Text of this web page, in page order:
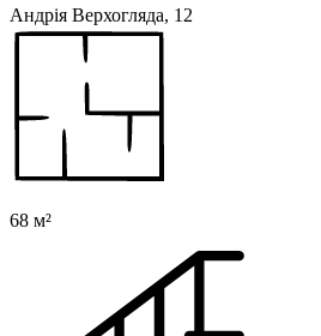
Андрія Верхогляда, 12
68 м²